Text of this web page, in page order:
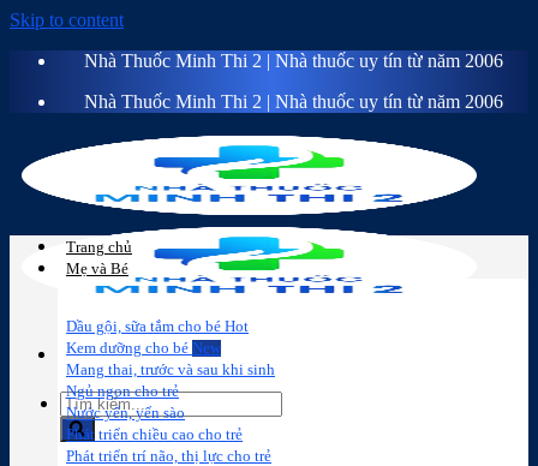
Skip to content
Nhà Thuốc Minh Thi 2 | Nhà thuốc uy tín từ năm 2006
Nhà Thuốc Minh Thi 2 | Nhà thuốc uy tín từ năm 2006
Trang chủ
Mẹ và Bé
Dầu gội, sữa tắm cho bé
Kem dưỡng cho bé
Mang thai, trước và sau khi sinh
Ngủ ngon cho trẻ
Nước yến, yến sào
Phát triển chiều cao cho trẻ
Phát triển trí não, thị lực cho trẻ